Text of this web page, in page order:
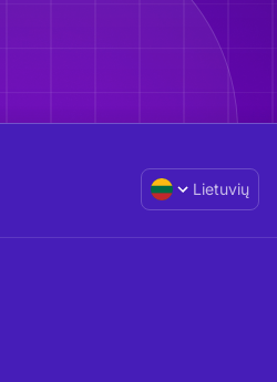
Lietuvių